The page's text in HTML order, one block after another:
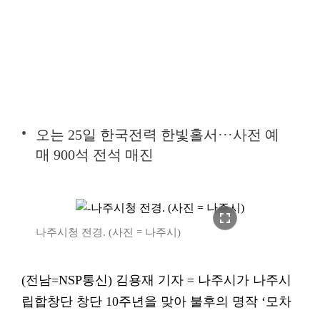
오는 25일 한국전력 한빛홀서···사전 예
매 900석 전석 매진
fullscreen
나주시청 전경. (사진 = 나주시)
(전남=NSP통신) 김용재 기자 = 나주시가 나주시
립합창단 창단 10주년을 맞아 불후의 명작 ‘모차